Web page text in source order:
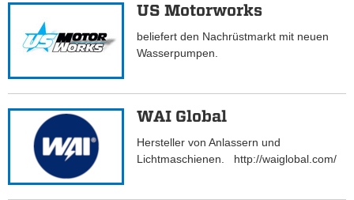
US Motorworks
beliefert den Nachrüstmarkt mit neuen
Wasserpumpen.
WAI Global
Hersteller von Anlassern und
Lichtmaschienen. http://waiglobal.com/